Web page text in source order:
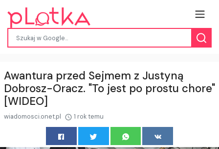
Awantura przed Sejmem z Justyną
Dobrosz-Oracz. "To jest po prostu chore"
[WIDEO]
wiadomosci.onet.pl 1 rok temu